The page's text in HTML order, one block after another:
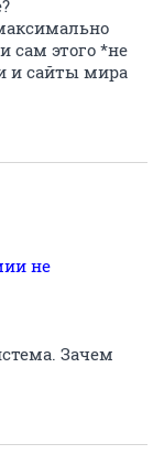
сам этого *не
и сайты мира
не
Зачем